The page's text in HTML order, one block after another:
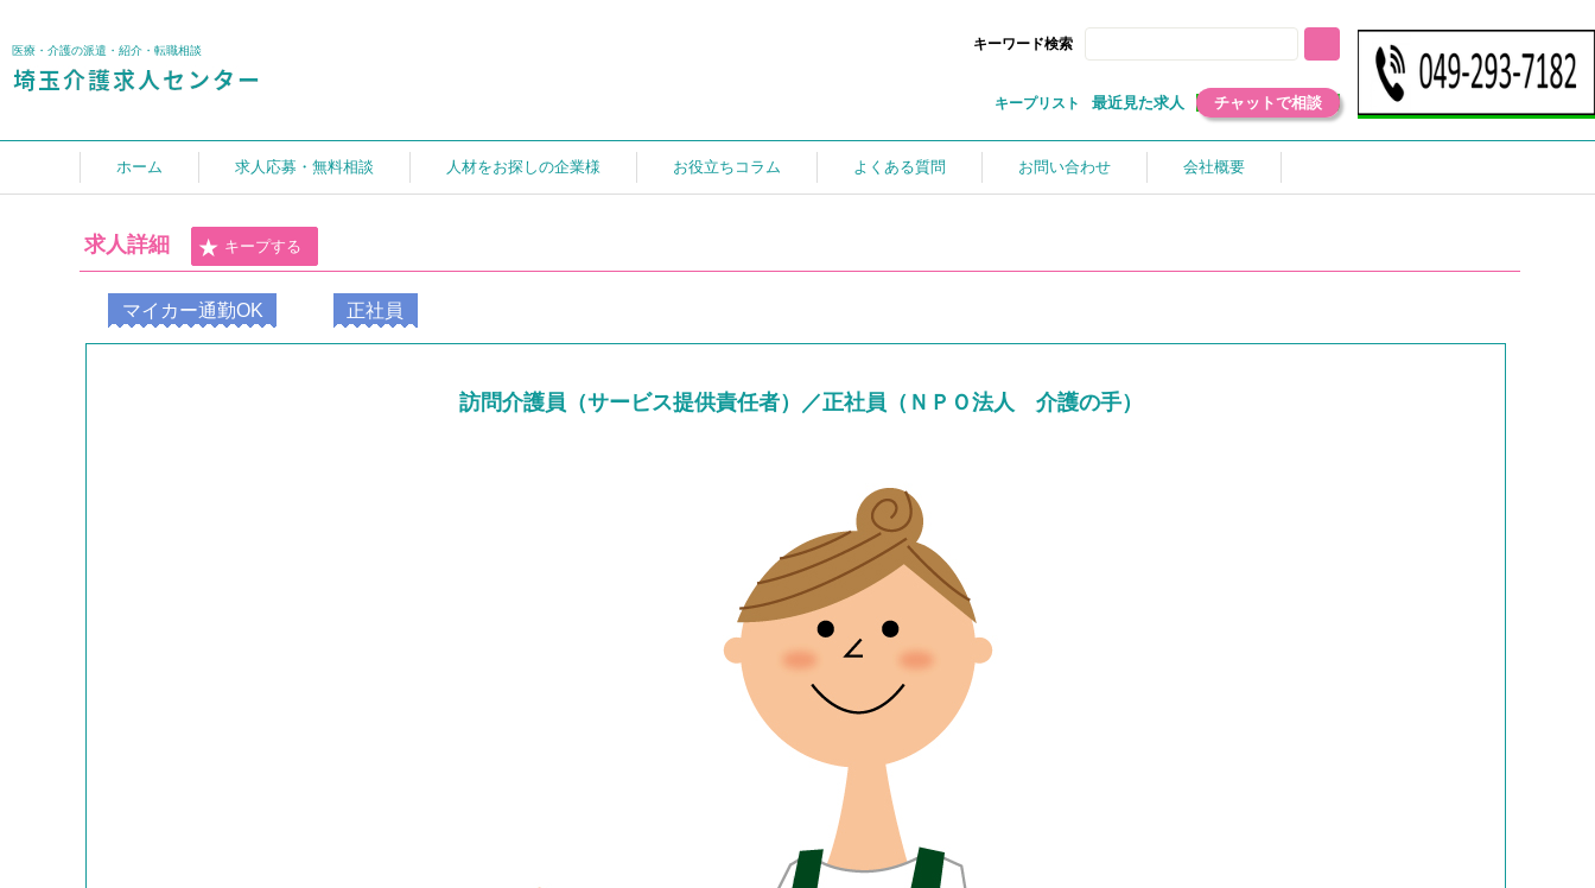
医療・介護の派遣・紹介・転職相談 キーワード検索
キープリスト 最近見た求人 チャットで相談
ホーム 求人応募・無料相談 人材をお探しの企業様 お役立ちコラム よくある質問 お問い合わせ 会社概要
求人詳細 キープする
マイカー通勤OK 正社員
訪問介護員（サービス提供責任者）／正社員（ＮＰＯ法人 介護の手）